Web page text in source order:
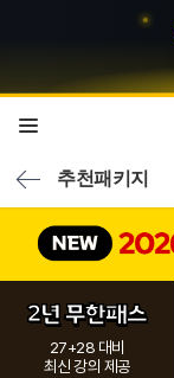
추천패키지
2년 무한패스
27+28 대비
최신 강의 제공